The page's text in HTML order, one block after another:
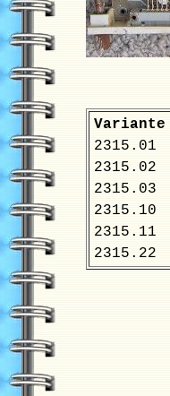
Variante
2315.01
2315.02
2315.03
2315.10
2315.11
2315.22